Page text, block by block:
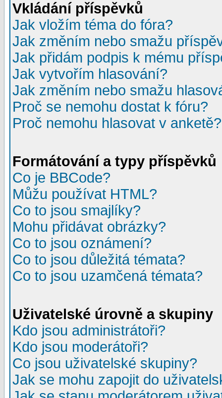
Vkládání příspěvků
Jak vložím téma do fóra?
Jak změním nebo smažu
Jak přidám podpis k mému
Jak vytvořím hlasování?
Jak změním nebo smažu
Proč se nemohu dostat k fóru?
Proč nemohu hlasovat v anketě?
Formátování a typy příspěvků
Co je BBCode?
Můžu používat HTML?
Co to jsou smajlíky?
Mohu přidávat obrázky?
Co to jsou oznámení?
Co to jsou důležitá témata?
Co to jsou uzamčená témata?
Uživatelské úrovně a skupiny
Kdo jsou administrátoři?
Kdo jsou moderátoři?
Co jsou uživatelské skupiny?
Jak se mohu zapojit do